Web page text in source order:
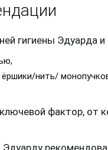
гигиены Эдуарда и
нить/
фактор, от
Эдуарду